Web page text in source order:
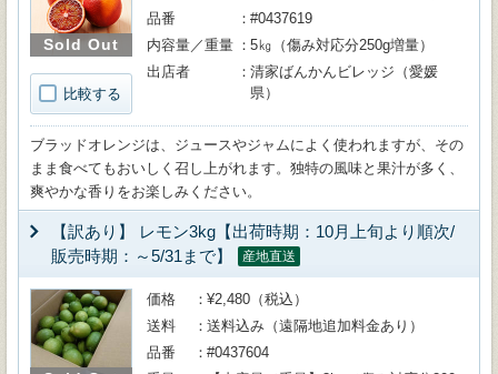
Sold Out
比較する
品番
#0437619
内容量／重量
5㎏（傷み対応分250g増量）
出店者
清家ばんかんビレッジ（愛媛
県）
ブラッドオレンジは、ジュースやジャムによく使われますが、その
まま食べてもおいしく召し上がれます。独特の風味と果汁が多く、
爽やかな香りをお楽しみください。
【訳あり】 レモン3kg【出荷時期：10月上旬より順次/
販売時期：～5/31まで】
産地直送
価格
¥2,480（税込）
送料
送料込み（遠隔地追加料金あり）
品番
#0437604